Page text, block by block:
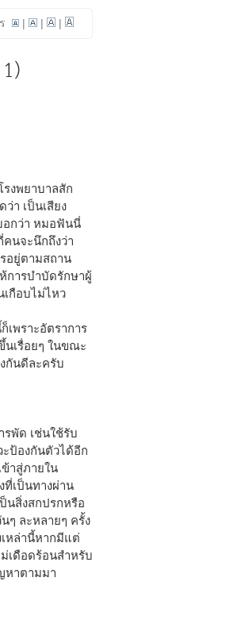
| | |
งพยาบาลสัก
า เป็นเสียง
อกว่า หมอฟันนี่
คนจะนึกถึงว่า
อยู่ตามสถาน
การบำบัดรักษาผู้
กือบไม่ไหว
เพราะอัตราการ
นเรื่อยๆ ในขณะ
กันดีละครับ
รพัด เช่นใช้รับ
ป้องกันตัวได้อีก
าสู่ภายใน
ที่เป็นทางผ่าน
นสิ่งสกปรกหรือ
ๆ ละหลายๆ ครั้ง
หล่านี้หากมีแต่
เดือดร้อนสำหรับ
หาตามมา